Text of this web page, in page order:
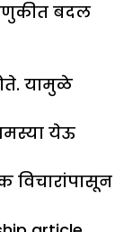
बदल
यामुळे
येऊ
विचारांपासून